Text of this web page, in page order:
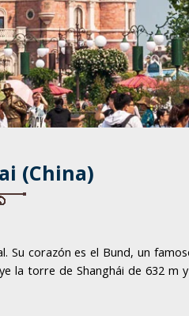
(China)
Su corazón es el Bund, un
la torre de Shanghái de 632 m